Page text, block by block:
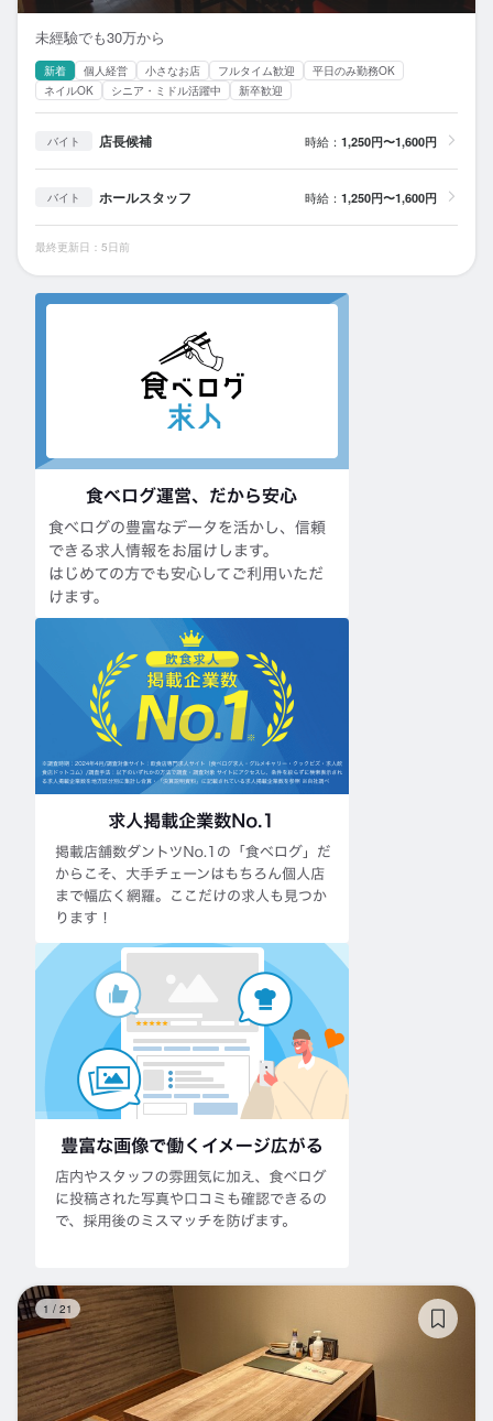
未經驗でも30万から
新着 個人経営 小さなお店 フルタイム歓迎
平日のみ勤務OK
ネイルOK
シニア・ミドル活躍中 新卒歓迎
バイト 店長候補 時給： 1,250円〜1,600円
バイト ホールスタッフ 時給： 1,250円〜1,600円
最終更新日：5日前
1 / 21